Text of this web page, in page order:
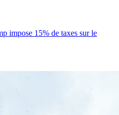
impose 15% de taxes sur le